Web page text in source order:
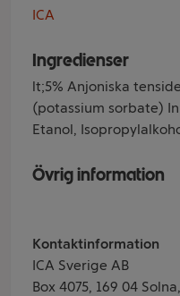
ICA
Ingredienser
lt;5% Anjoniska
(potassium sorbate)
Etanol,
Övrig information
Kontaktinformation
ICA Sverige AB
Box 4075, 169 04